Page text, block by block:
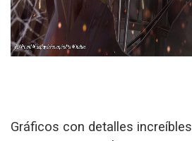
Gráficos con detalles increíbles